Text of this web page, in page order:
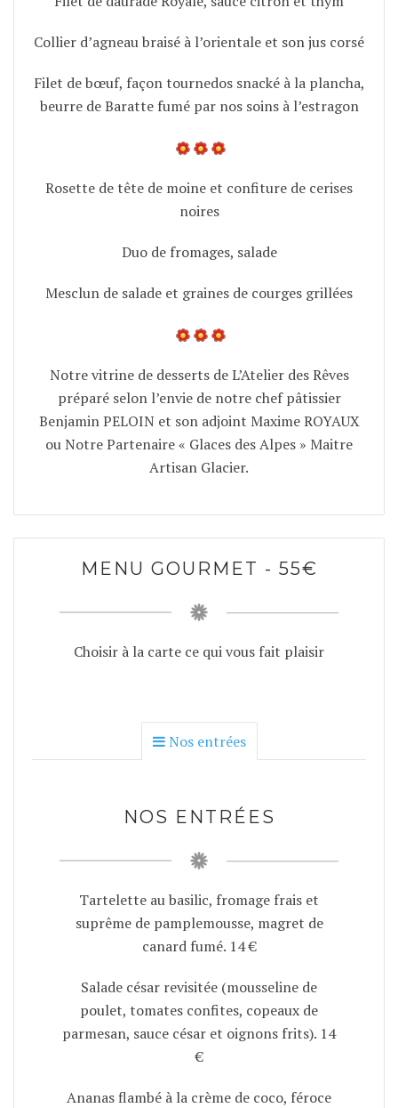
Collier d’agneau braisé à l’orientale et son jus corsé
Filet de bœuf, façon tournedos snacké à la plancha,
beurre de Baratte fumé par nos soins à l’estragon
Rosette de tête de moine et confiture de cerises
noires
Duo de fromages, salade
Mesclun de salade et graines de courges grillées
Notre vitrine de desserts de L’Atelier des Rêves
préparé selon l’envie de notre chef pâtissier
Benjamin PELOIN et son adjoint Maxime ROYAUX
ou Notre Partenaire « Glaces des Alpes » Maitre
Artisan Glacier.
MENU GOURMET - 55€
Choisir à la carte ce qui vous fait plaisir
Nos entrées
NOS ENTRÉES
Tartelette au basilic, fromage frais et
suprême de pamplemousse, magret de
canard fumé. 14 €
Salade césar revisitée (mousseline de
poulet, tomates confites, copeaux de
parmesan, sauce césar et oignons frits). 14
€
Ananas flambé à la crème de coco, féroce